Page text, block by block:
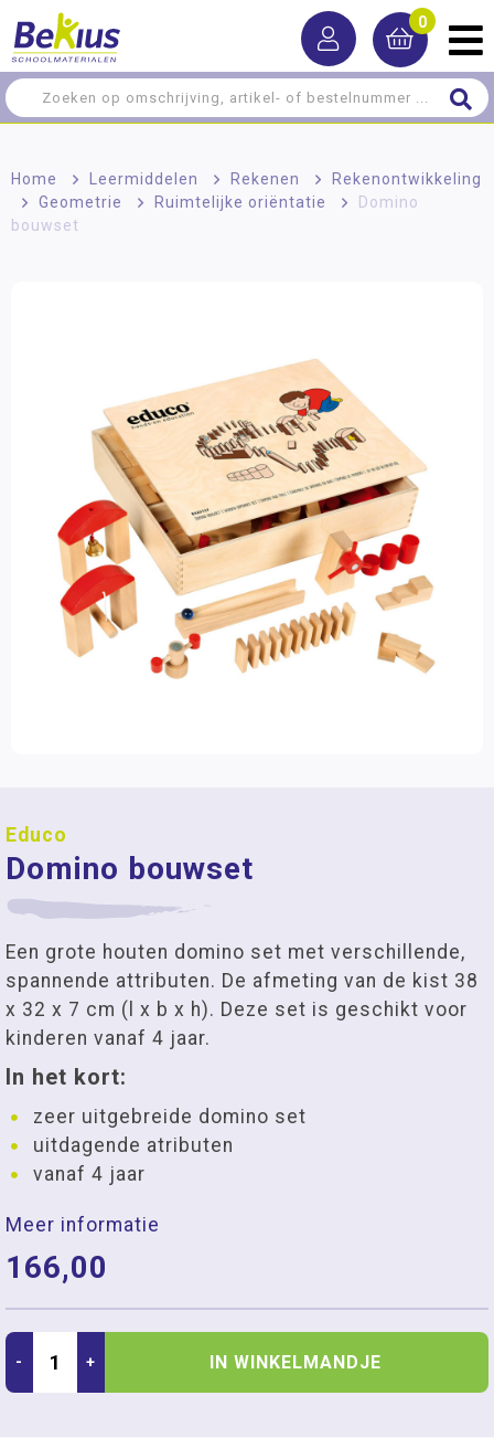
0
Home > Leermiddelen > Rekenen >
Rekenontwikkeling
>
Geometrie > Ruimtelijke oriëntatie >
Domino
bouwset
Educo
Domino bouwset
Een grote houten domino set met verschillende,
spannende attributen. De afmeting van de kist 38
x 32 x 7 cm (l x b x h). Deze set is geschikt voor
kinderen vanaf 4 jaar.
In het kort:
zeer uitgebreide domino set
uitdagende atributen
vanaf 4 jaar
Meer informatie
166,00
- + IN WINKELMANDJE